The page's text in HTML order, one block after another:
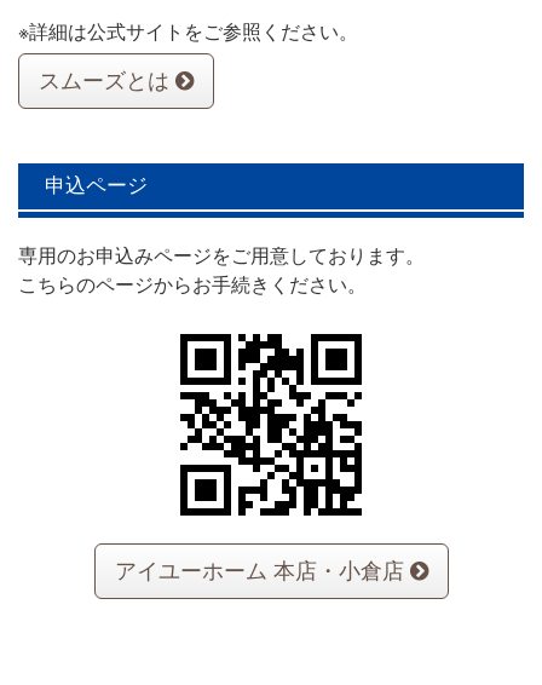
※詳細は公式サイトをご参照ください。
スムーズとは
申込ページ
専用のお申込みページをご用意しております。
こちらのページからお手続きください。
アイユーホーム 本店・小倉店